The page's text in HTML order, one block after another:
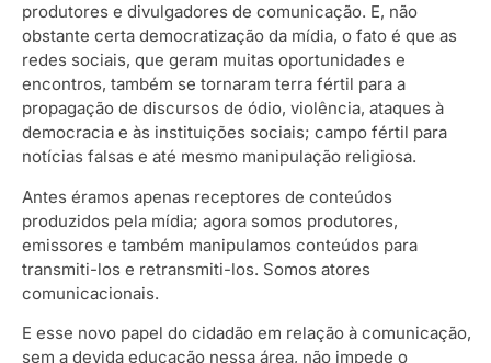
produtores e divulgadores de comunicação. E, não
obstante certa democratização da mídia, o fato é que as
redes sociais, que geram muitas oportunidades e
encontros, também se tornaram terra fértil para a
propagação de discursos de ódio, violência, ataques à
democracia e às instituições sociais; campo fértil para
notícias falsas e até mesmo manipulação religiosa.
Antes éramos apenas receptores de conteúdos
produzidos pela mídia; agora somos produtores,
emissores e também manipulamos conteúdos para
transmiti-los e retransmiti-los. Somos atores
comunicacionais.
E esse novo papel do cidadão em relação à comunicação,
sem a devida educação nessa área, não impede o